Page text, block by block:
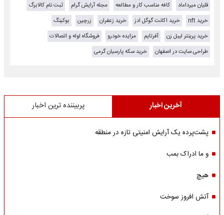
قلیان میرداماد
کافه مناسب کار و مطالعه مجله آرایش گرام
ثبت نام کالابرگ
خرید nft
خرید اکانت گوگل ادز خرید زعفران زرچین
بوکینگ
خرید پرینتر لیبل زن
آفرتایم مزایده خودرو
فروشگاه لوله و اتصالات
طراحی سایت در اصفهان
خرید سکه پارسیان گرمی
آخرین اخبار پربیننده ترین اخبار
پشت‌پرده یک آرایش امنیتی تازه در منطقه
و ما ادراک بمب
هیچ
آتش افروز سوخت